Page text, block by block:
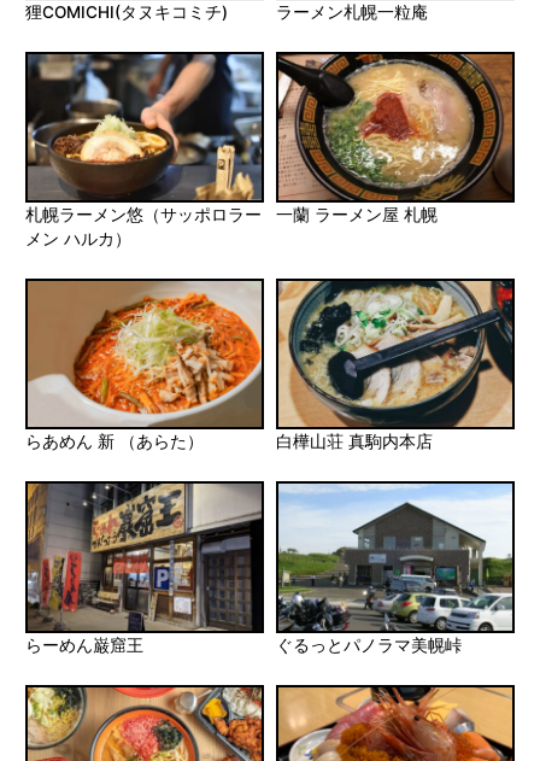
狸COMICHI(タヌキコミチ) ラーメン札幌一粒庵
札幌ラーメン悠（サッポロラー
メン ハルカ）
一蘭 ラーメン屋 札幌
らあめん 新 （あらた） 白樺山荘 真駒内本店
らーめん巌窟王 ぐるっとパノラマ美幌峠